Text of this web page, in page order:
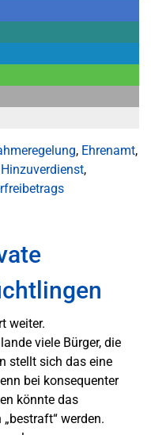
, Ehrenamt,
Hinzuverdienst,
weiter.
viele Bürger, die
stellt sich das eine
bei konsequenter
könnte das
werden.